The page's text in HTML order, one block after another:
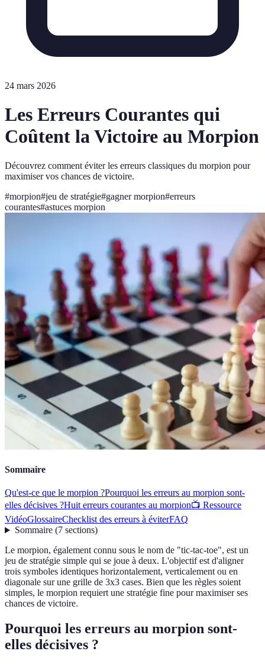
24 mars 2026
Les Erreurs Courantes qui
Coûtent la Victoire au Morpion
Découvrez comment éviter les erreurs classiques du morpion pour
maximiser vos chances de victoire.
#morpion#jeu de stratégie#gagner morpion#erreurs
courantes#astuces morpion
Sommaire
Qu'est-ce que le morpion ?Pourquoi les erreurs au morpion sont-
elles décisives ?Huit erreurs courantes au morpion📺 Ressource
VidéoGlossaireChecklist des erreurs à éviterFAQ
Sommaire(7 sections)
Le morpion, également connu sous le nom de "tic-tac-toe", est un
jeu de stratégie simple qui se joue à deux. L'objectif est d'aligner
trois symboles identiques horizontalement, verticalement ou en
diagonale sur une grille de 3x3 cases. Bien que les règles soient
simples, le morpion requiert une stratégie fine pour maximiser ses
chances de victoire.
Pourquoi les erreurs au morpion sont-
elles décisives ?